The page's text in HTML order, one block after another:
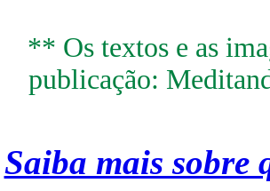
** Os textos e as
publicação:
Saiba mais sobre